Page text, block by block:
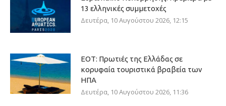
13 ελληνικές συμμετοχές
Δευτέρα, 10 Αυγούστου 2026, 12:15
ΕΟΤ: Πρωτιές της Ελλάδας σε
κορυφαία τουριστικά βραβεία των
ΗΠΑ
Δευτέρα, 10 Αυγούστου 2026, 11:36